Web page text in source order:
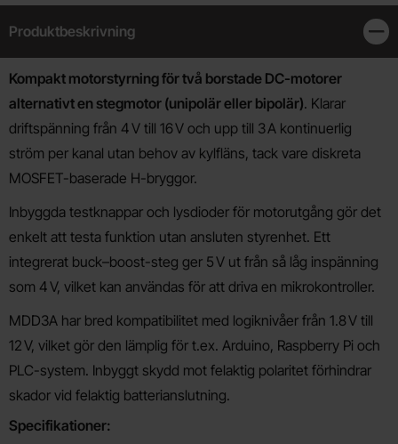
Produktbeskrivning
Produktbeskrivning
Kompakt motorstyrning för två borstade DC-motorer
alternativt en stegmotor (unipolär eller bipolär). Klarar
driftspänning från 4 V till 16 V och upp till 3 A kontinuerlig
ström per kanal utan behov av kylfläns, tack vare diskreta
MOSFET-baserade H-bryggor.
Inbyggda testknappar och lysdioder för motorutgång gör det
enkelt att testa funktion utan ansluten styrenhet. Ett
integrerat buck–boost-steg ger 5 V ut från så låg inspänning
som 4 V, vilket kan användas för att driva en mikrokontroller.
MDD3A har bred kompatibilitet med logiknivåer från 1.8 V till
12 V, vilket gör den lämplig för t.ex. Arduino, Raspberry Pi och
PLC-system. Inbyggt skydd mot felaktig polaritet förhindrar
skador vid felaktig batterianslutning.
Specifikationer: